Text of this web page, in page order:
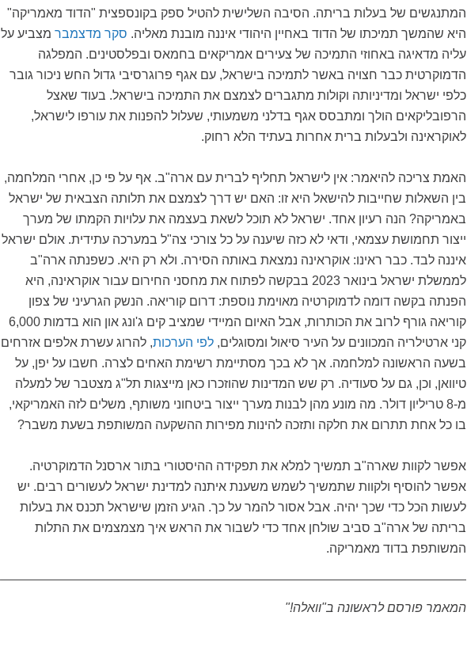
המתנגשים של בעלות בריתה. הסיבה השלישית להטיל ספק בקונספצית "הדוד מאמריקה"
היא שהמשך תמיכתו של הדוד באחיין היהודי איננה מובנת מאליה. סקר מדצמבר מצביע על
עליה מדאיגה באחוזי התמיכה של צעירים אמריקאים בחמאס ובפלסטינים. המפלגה
הדמוקרטית כבר חצויה באשר לתמיכה בישראל, עם אגף פרוגרסיבי גדול החש ניכור גובר
כלפי ישראל ומדיניותה וקולות מתגברים לצמצם את התמיכה בישראל. בעוד שאצל
הרפובליקאים הולך ומתבסס אגף בדלני משמעותי, שעלול להפנות את עורפו לישראל,
לאוקראינה ולבעלות ברית אחרות בעתיד הלא רחוק.
האמת צריכה להיאמר: אין לישראל תחליף לברית עם ארה"ב. אף על פי כן, אחרי המלחמה,
בין השאלות שחייבות להישאל היא זו: האם יש דרך לצמצם את תלותה הצבאית של ישראל
באמריקה? הנה רעיון אחד. ישראל לא תוכל לשאת בעצמה את עלויות הקמתו של מערך
ייצור תחמושת עצמאי, ודאי לא כזה שיענה על כל צורכי צה"ל במערכה עתידית. אולם ישראל
איננה לבד. כבר ראינו: אוקראינה נמצאת באותה הסירה. ולא רק היא. כשפנתה ארה"ב
לממשלת ישראל בינואר 2023 בבקשה לפתוח את מחסני החירום עבור אוקראינה, היא
הפנתה בקשה דומה לדמוקרטיה מאוימת נוספת: דרום קוריאה. הנשק הגרעיני של צפון
קוריאה גורף לרוב את הכותרות, אבל האיום המיידי שמציב קים ג'ונג און הוא בדמות 6,000
קני ארטילריה המכוונים על העיר סיאול ומסוגלים, לפי הערכות, להרוג עשרת אלפים אזרחים
בשעה הראשונה למלחמה. אך לא בכך מסתיימת רשימת האחים לצרה. חשבו על יפן, על
טיוואן, וכן, גם על סעודיה. רק שש המדינות שהוזכרו כאן מייצגות תל"ג מצטבר של למעלה
מ-8 טריליון דולר. מה מונע מהן לבנות מערך ייצור ביטחוני משותף, משלים לזה האמריקאי,
בו כל אחת תתרום את חלקה ותזכה להינות מפירות ההשקעה המשותפת בשעת משבר?
אפשר לקוות שארה"ב תמשיך למלא את תפקידה ההיסטורי בתור ארסנל הדמוקרטיה.
אפשר להוסיף ולקוות שתמשיך לשמש משענת איתנה למדינת ישראל לעשורים רבים. יש
לעשות הכל כדי שכך יהיה. אבל אסור להמר על כך. הגיע הזמן שישראל תכנס את בעלות
בריתה של ארה"ב סביב שולחן אחד כדי לשבור את הראש איך מצמצמים את התלות
המשותפת בדוד מאמריקה.
המאמר פורסם לראשונה ב"וואלה!"